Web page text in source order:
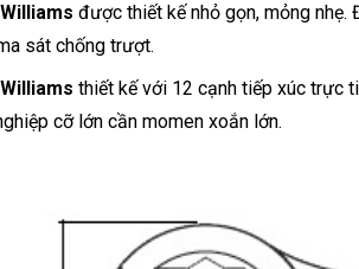
được thiết kế nhỏ gọn, mỏng
sát chống trượt.
Williams thiết kế với 12 cạnh tiếp xúc trực
cỡ lớn cần momen xoắn lớn.